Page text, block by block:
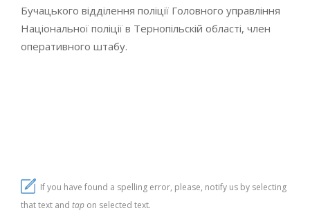
Бучацького відділення поліції Головного управління
Національної поліції в Тернопільскій області, член
оперативного штабу.
If you have found a spelling error, please, notify us by selecting
that text and tap on selected text.